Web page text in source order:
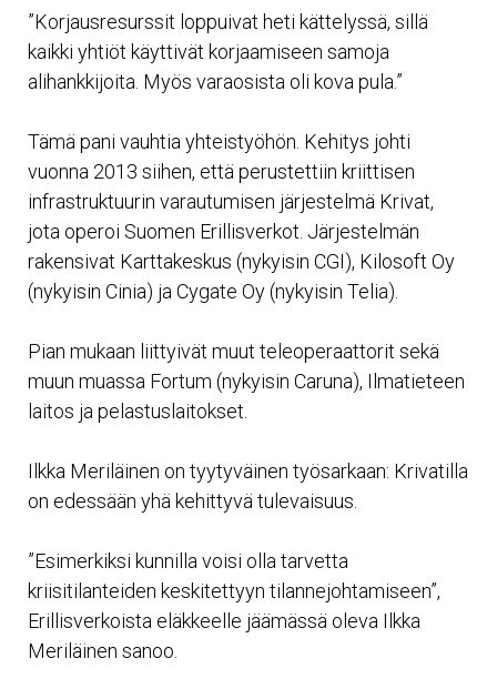
”Korjausresurssit loppuivat heti kättelyssä, sillä
kaikki yhtiöt käyttivät korjaamiseen samoja
alihankkijoita. Myös varaosista oli kova pula.”
Tämä pani vauhtia yhteistyöhön. Kehitys johti
vuonna 2013 siihen, että perustettiin kriittisen
infrastruktuurin varautumisen järjestelmä Krivat,
jota operoi Suomen Erillisverkot. Järjestelmän
rakensivat Karttakeskus (nykyisin CGI), Kilosoft Oy
(nykyisin Cinia) ja Cygate Oy (nykyisin Telia).
Pian mukaan liittyivät muut teleoperaattorit sekä
muun muassa Fortum (nykyisin Caruna), Ilmatieteen
laitos ja pelastuslaitokset.
Ilkka Meriläinen on tyytyväinen työsarkaan: Krivatilla
on edessään yhä kehittyvä tulevaisuus.
”Esimerkiksi kunnilla voisi olla tarvetta
kriisitilanteiden keskitettyyn tilannejohtamiseen”,
Erillisverkoista eläkkeelle jäämässä oleva Ilkka
Meriläinen sanoo.